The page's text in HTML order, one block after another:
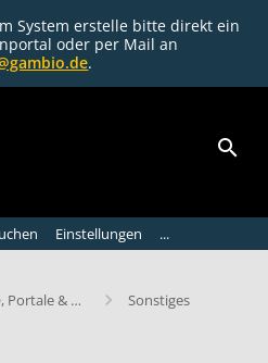
System erstelle bitte direkt ein
oder per Mail an
.
Einstellungen ...
& Co.) Sonstiges